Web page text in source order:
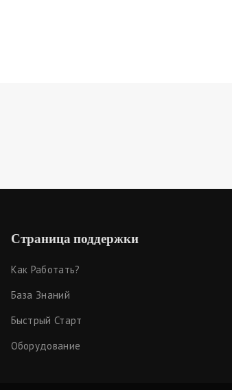
Страница поддержки
Как Работать?
База Знаний
Быстрый Старт
Оборудование